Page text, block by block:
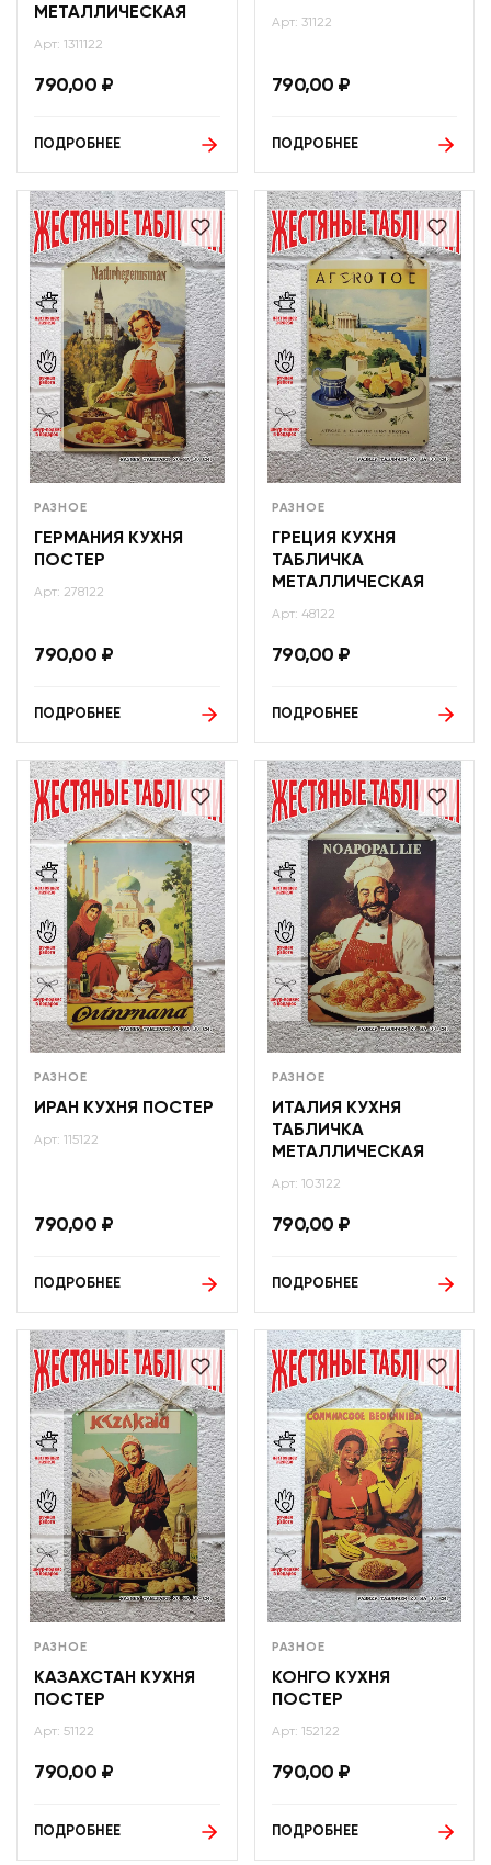
МЕТАЛЛИЧЕСКАЯ
Арт: 1311122
790,00 ₽
ПОДРОБНЕЕ
Арт: 31122
790,00 ₽
ПОДРОБНЕЕ
РАЗНОЕ
ГЕРМАНИЯ КУХНЯ
ПОСТЕР
Арт: 278122
790,00 ₽
ПОДРОБНЕЕ
РАЗНОЕ
ГРЕЦИЯ КУХНЯ
ТАБЛИЧКА
МЕТАЛЛИЧЕСКАЯ
Арт: 48122
790,00 ₽
ПОДРОБНЕЕ
РАЗНОЕ
ИРАН КУХНЯ ПОСТЕР
Арт: 115122
790,00 ₽
ПОДРОБНЕЕ
РАЗНОЕ
ИТАЛИЯ КУХНЯ
ТАБЛИЧКА
МЕТАЛЛИЧЕСКАЯ
Арт: 103122
790,00 ₽
ПОДРОБНЕЕ
РАЗНОЕ
КАЗАХСТАН КУХНЯ
ПОСТЕР
Арт: 51122
790,00 ₽
ПОДРОБНЕЕ
РАЗНОЕ
КОНГО КУХНЯ
ПОСТЕР
Арт: 152122
790,00 ₽
ПОДРОБНЕЕ